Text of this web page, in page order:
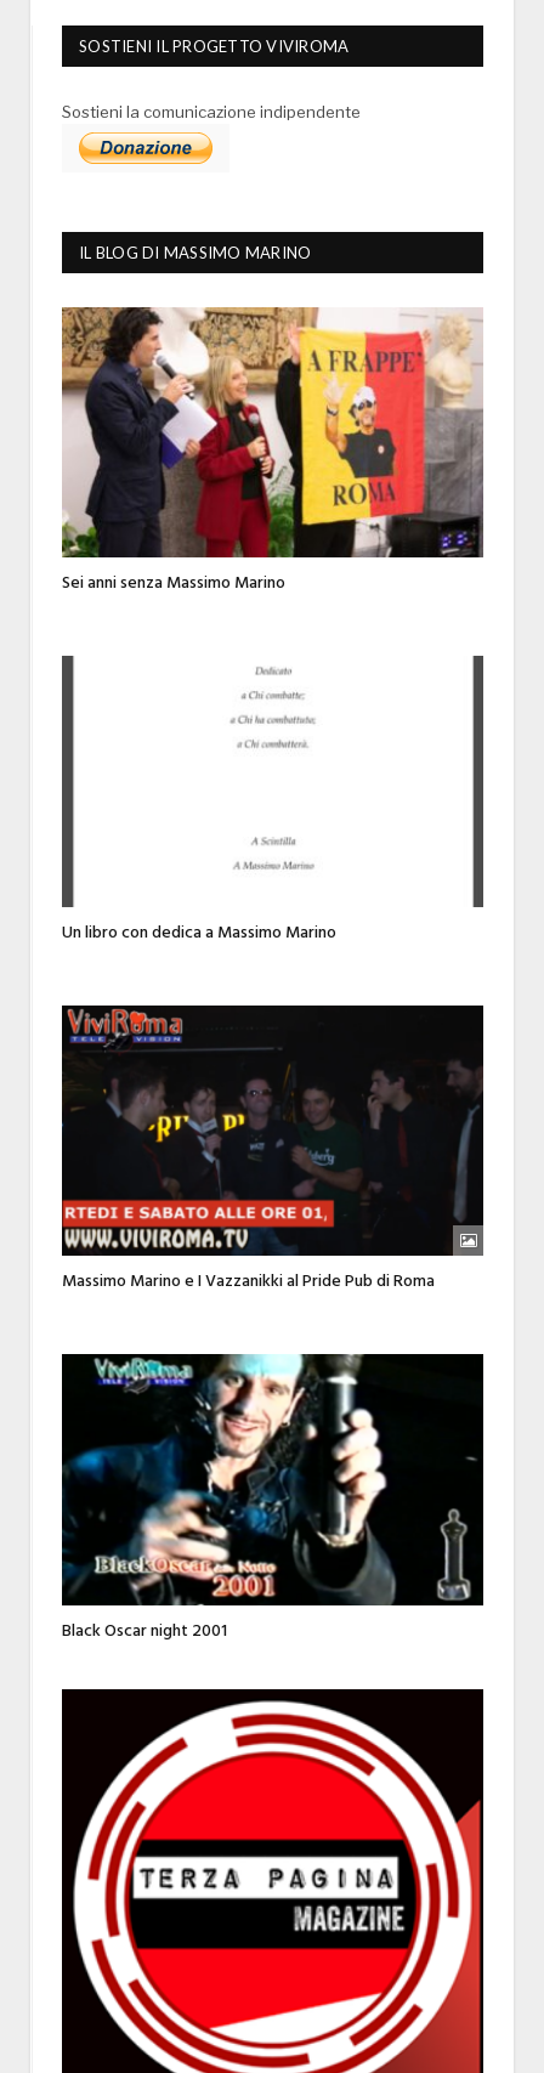
SOSTIENI IL PROGETTO VIVIROMA
Sostieni la comunicazione indipendente
IL BLOG DI MASSIMO MARINO
Sei anni senza Massimo Marino
Un libro con dedica a Massimo Marino
Massimo Marino e I Vazzanikki al Pride Pub di Roma
Black Oscar night 2001